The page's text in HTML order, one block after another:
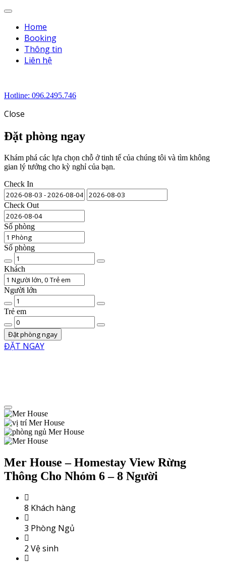
Menu
Home
Booking
Thông tin
Liên hệ
Hotline: 096.2495.746
Close
Đặt phòng ngay
Khám phá các lựa chọn chỗ ở tinh tế của chúng tôi và tìm không
gian lý tưởng cho kỳ nghỉ của bạn.
Check In
Check Out
Số phòng
Số phòng
Chất
lượng
phòng
Khách
Người lớn
lượng
người
lớn
Trẻ em
trẻ
emĐặt phòng ngay
ĐẶT NGAY
Menu
Mer House – Homestay View Rừng
Thông Cho Nhóm 6 – 8 Người
8 Khách hàng
3 Phòng Ngủ
2 Vệ sinh